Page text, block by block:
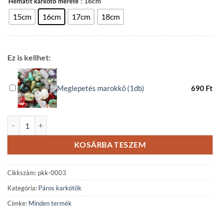
15cm 16cm 17cm 18cm
Ez is kellhet:
Meglepetés marokkő (1db) 690 Ft
KOSÁRBA TESZEM
Cikkszám: pkk-0003
Kategória: Páros karkötők
Címke: Minden termék